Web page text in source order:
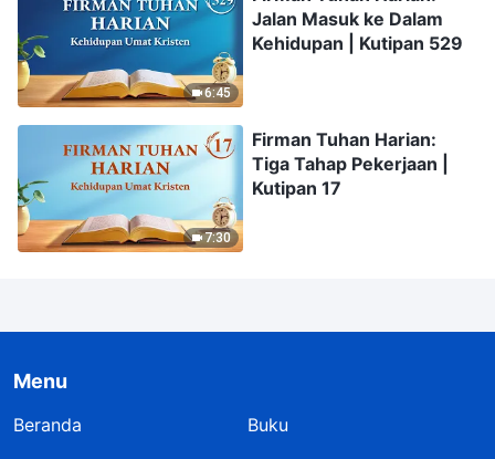
6:45
Jalan Masuk ke Dalam
Kehidupan | Kutipan 529
7:30
Firman Tuhan Harian:
Tiga Tahap Pekerjaan |
Kutipan 17
Menu
Beranda
Buku